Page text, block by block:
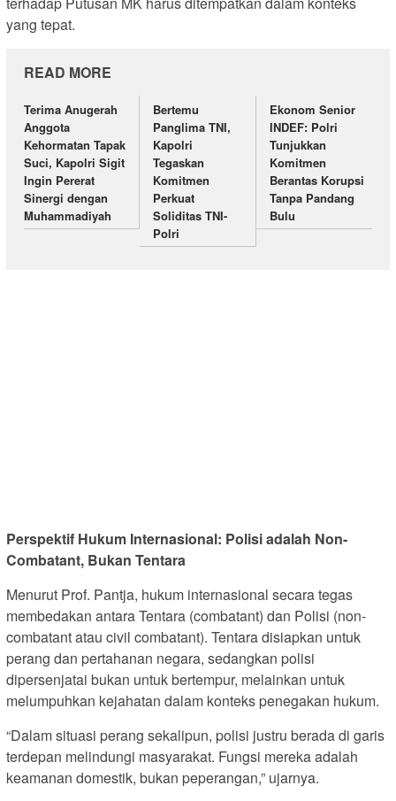
yang tepat.
READ MORE
Terima Anugerah
Anggota
Kehormatan Tapak
Suci, Kapolri Sigit
Ingin Pererat
Sinergi dengan
Muhammadiyah
Bertemu
Panglima TNI,
Kapolri
Tegaskan
Komitmen
Perkuat
Soliditas TNI-
Polri
Ekonom Senior
INDEF: Polri
Tunjukkan
Komitmen
Berantas Korupsi
Tanpa Pandang
Bulu
Perspektif Hukum Internasional: Polisi adalah Non-
Combatant, Bukan Tentara
Menurut Prof. Pantja, hukum internasional secara tegas
membedakan antara Tentara (combatant) dan Polisi (non-
combatant atau civil combatant). Tentara disiapkan untuk
perang dan pertahanan negara, sedangkan polisi
dipersenjatai bukan untuk bertempur, melainkan untuk
melumpuhkan kejahatan dalam konteks penegakan hukum.
“Dalam situasi perang sekalipun, polisi justru berada di garis
terdepan melindungi masyarakat. Fungsi mereka adalah
keamanan domestik, bukan peperangan,” ujarnya.